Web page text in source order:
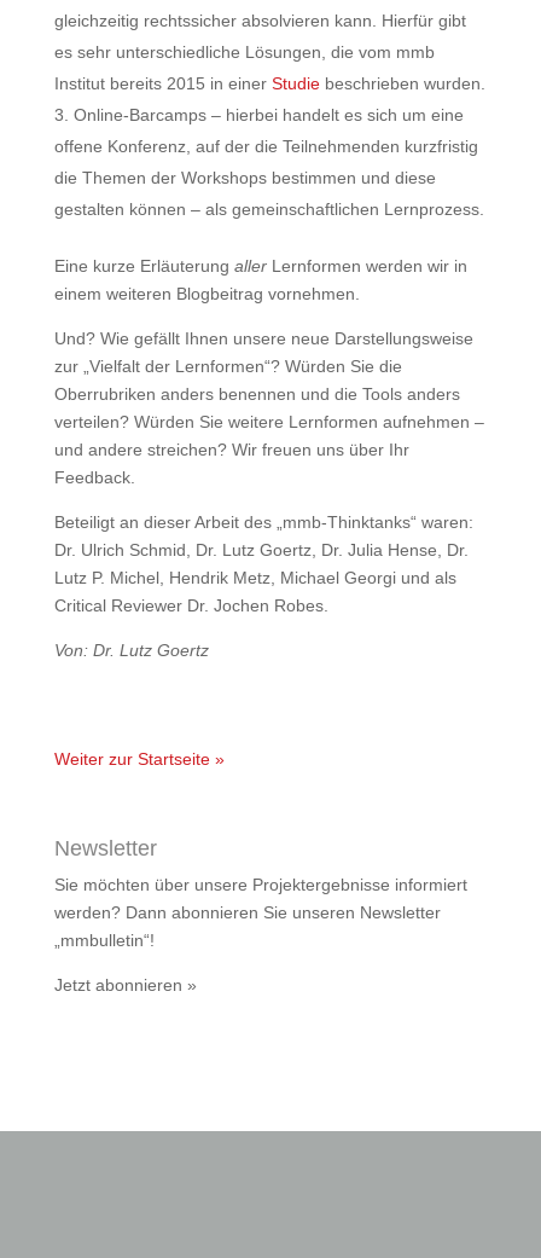
gleichzeitig rechtssicher absolvieren kann. Hierfür gibt
es sehr unterschiedliche Lösungen, die vom mmb
Institut bereits 2015 in einer Studie beschrieben wurden.
Online-Barcamps – hierbei handelt es sich um eine
offene Konferenz, auf der die Teilnehmenden kurzfristig
die Themen der Workshops bestimmen und diese
gestalten können – als gemeinschaftlichen Lernprozess.
Eine kurze Erläuterung allerLernformen werden wir in
einem weiteren Blogbeitrag vornehmen.
Und? Wie gefällt Ihnen unsere neue Darstellungsweise
zur „Vielfalt der Lernformen“? Würden Sie die
Oberrubriken anders benennen und die Tools anders
verteilen? Würden Sie weitere Lernformen aufnehmen –
und andere streichen? Wir freuen uns über Ihr
Feedback.
Beteiligt an dieser Arbeit des „mmb-Thinktanks“ waren:
Dr. Ulrich Schmid, Dr. Lutz Goertz, Dr. Julia Hense, Dr.
Lutz P. Michel, Hendrik Metz, Michael Georgi und als
Critical Reviewer Dr. Jochen Robes.
Von: Dr. Lutz Goertz
Weiter zur Startseite »
Newsletter
Sie möchten über unsere Projektergebnisse informiert
werden? Dann abonnieren Sie unseren Newsletter
„mmbulletin“!
Jetzt abonnieren »